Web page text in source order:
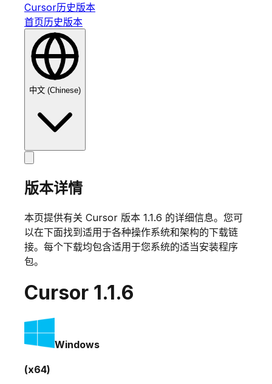
Cursor历史版本
首页历史版本
中文 (Chinese)
版本详情
本页提供有关 Cursor 版本 1.1.6 的详细信息。您可
以在下面找到适用于各种操作系统和架构的下载链
接。每个下载均包含适用于您系统的适当安装程序
包。
Cursor 1.1.6
Windows
(x64)